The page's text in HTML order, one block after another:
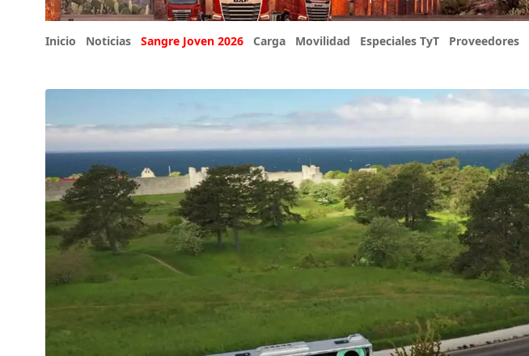
Inicio Noticias Sangre Joven 2026 Carga Movilidad Especiales TyT Proveedores